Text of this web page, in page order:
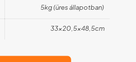
5kg (üres állapotban)
33×20,5×48,5cm